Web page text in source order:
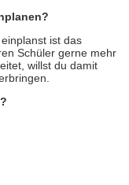
ist das
Schüler gerne mehr
willst du damit